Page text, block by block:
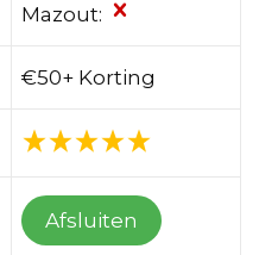
Mazout:
€50+ Korting
Afsluiten